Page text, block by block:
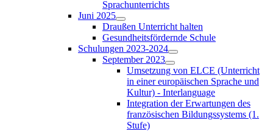
Sprachunterrichts
Juni 2025
Draußen Unterricht halten
Gesundheitsfördernde Schule
Schulungen 2023-2024
September 2023
Umsetzung von ELCE (Unterricht
in einer europäischen Sprache und
Kultur) - Interlanguage
Integration der Erwartungen des
französischen Bildungssystems (1.
Stufe)